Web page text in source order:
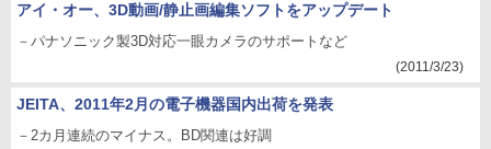
アイ・オー、3D動画/静止画編集ソフトをアップデート
－パナソニック製3D対応一眼カメラのサポートなど
(2011/3/23)
JEITA、2011年2月の電子機器国内出荷を発表
－2カ月連続のマイナス。BD関連は好調